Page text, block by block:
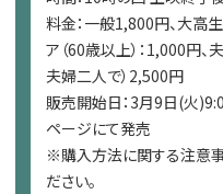
料金：一般1,800円、大高
ア（60歳以上）：1,000円
夫婦二人で）2,500円
販売開始日：3月9日(火
ページにて発売
※購入方法に関する注意
ださい。